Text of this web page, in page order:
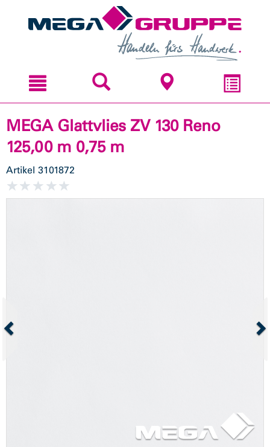
MEGA Glattvlies ZV 130 Reno
125,00 m 0,75 m
Artikel 3101872